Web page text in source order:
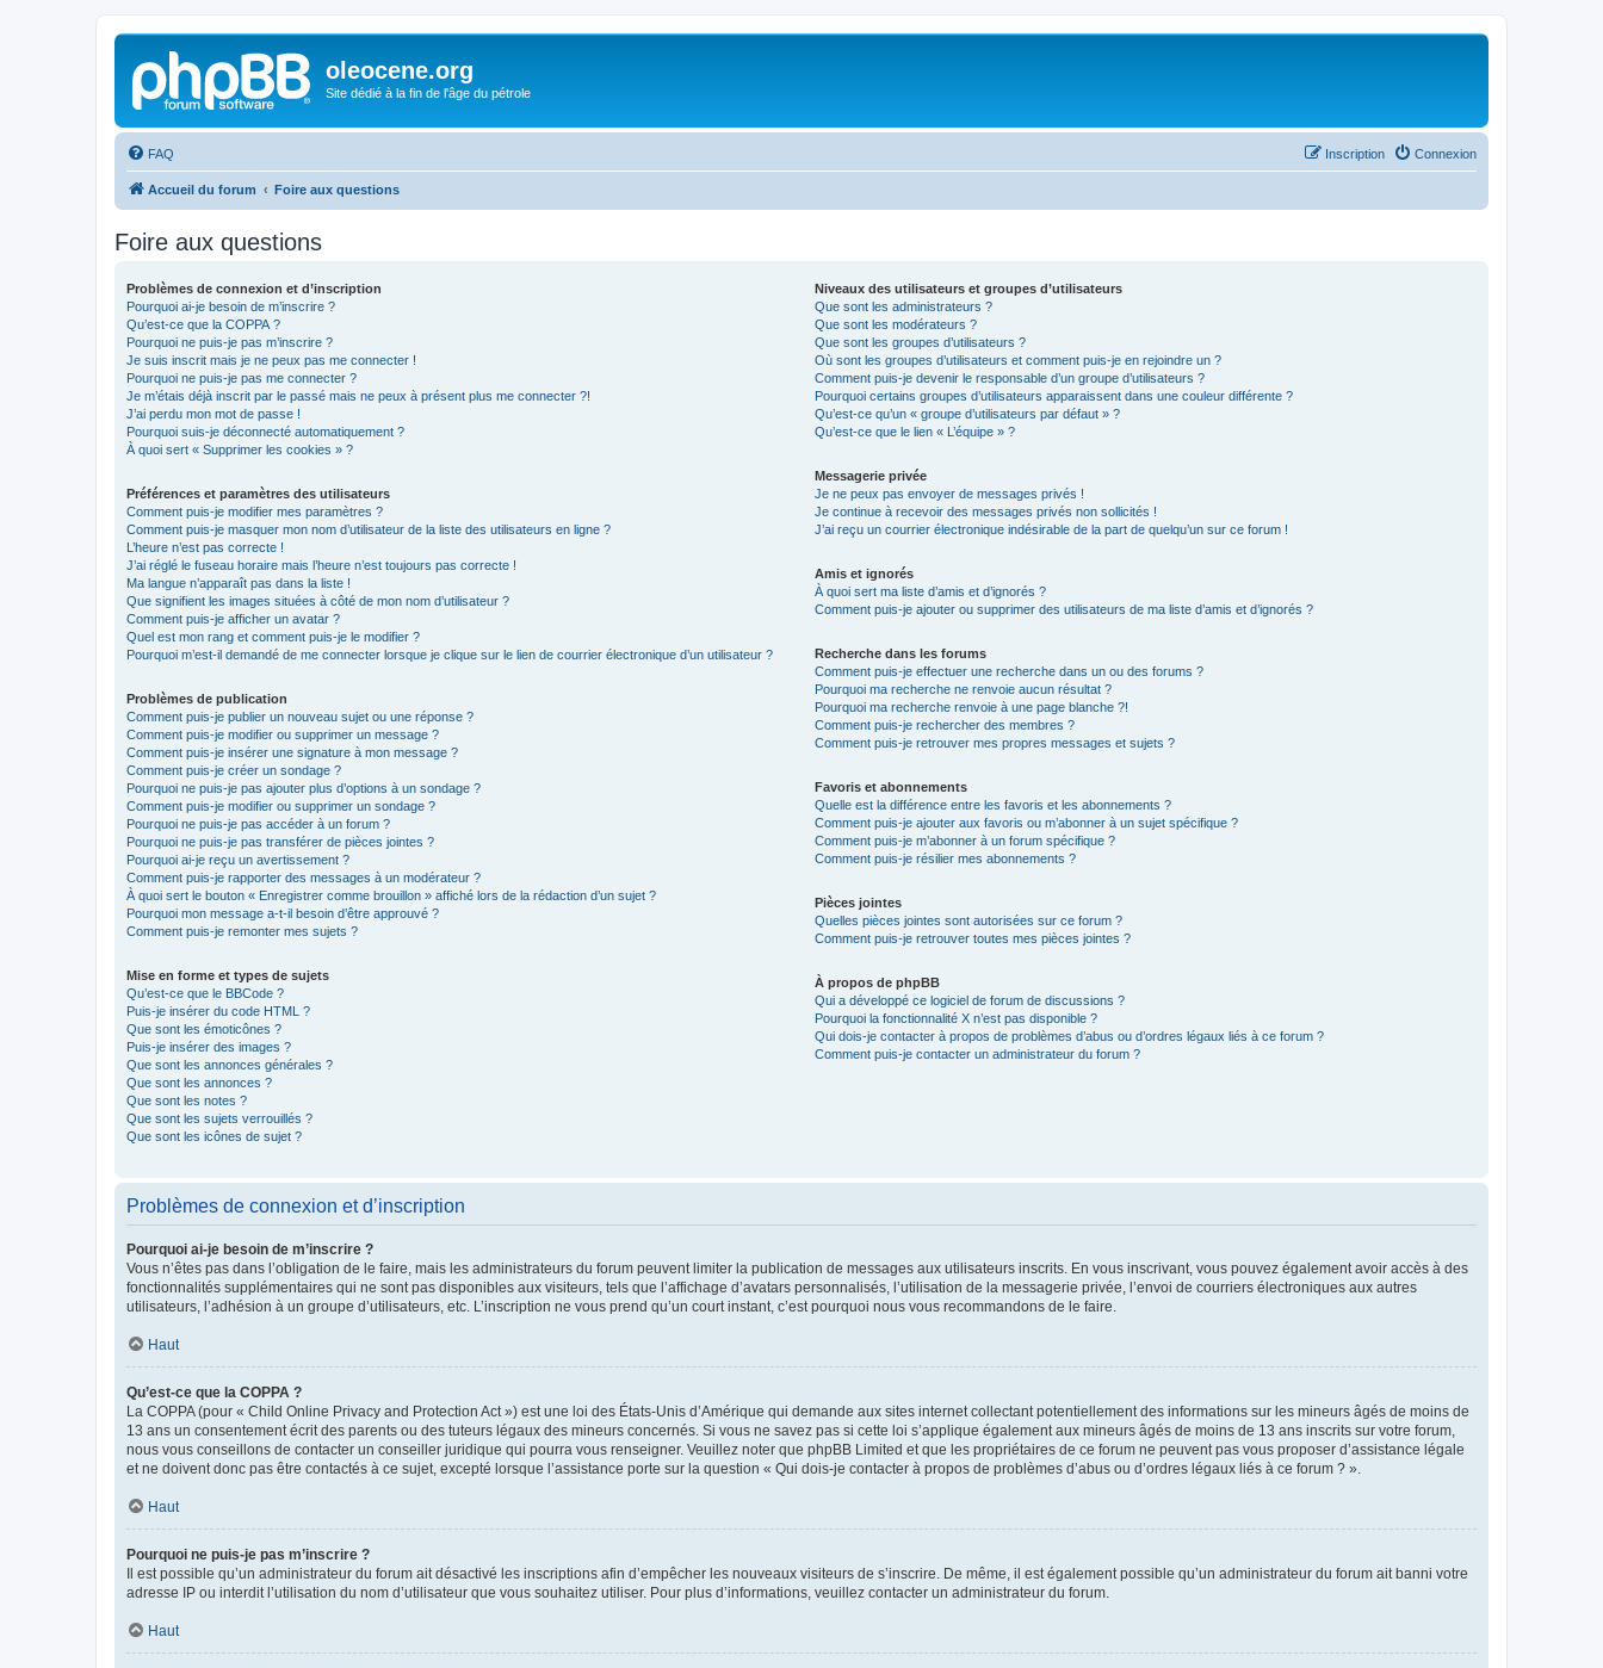
oleocene.org
Site dédié à la fin de l'âge du pétrole
FAQ Connexion
Inscription
Accueil du forum Foire aux questions
Foire aux questions
Problèmes de connexion et d’inscription
Pourquoi ai-je besoin de m’inscrire ?
Qu’est-ce que la COPPA ?
Pourquoi ne puis-je pas m’inscrire ?
Je suis inscrit mais je ne peux pas me connecter !
Pourquoi ne puis-je pas me connecter ?
Je m’étais déjà inscrit par le passé mais ne peux à présent plus me connecter ?!
J’ai perdu mon mot de passe !
Pourquoi suis-je déconnecté automatiquement ?
À quoi sert « Supprimer les cookies » ?
Préférences et paramètres des utilisateurs
Comment puis-je modifier mes paramètres ?
Comment puis-je masquer mon nom d’utilisateur de la liste des utilisateurs en ligne ?
L’heure n’est pas correcte !
J’ai réglé le fuseau horaire mais l’heure n’est toujours pas correcte !
Ma langue n’apparaît pas dans la liste !
Que signifient les images situées à côté de mon nom d’utilisateur ?
Comment puis-je afficher un avatar ?
Quel est mon rang et comment puis-je le modifier ?
Pourquoi m’est-il demandé de me connecter lorsque je clique sur le lien de courrier électronique d’un utilisateur ?
Problèmes de publication
Comment puis-je publier un nouveau sujet ou une réponse ?
Comment puis-je modifier ou supprimer un message ?
Comment puis-je insérer une signature à mon message ?
Comment puis-je créer un sondage ?
Pourquoi ne puis-je pas ajouter plus d’options à un sondage ?
Comment puis-je modifier ou supprimer un sondage ?
Pourquoi ne puis-je pas accéder à un forum ?
Pourquoi ne puis-je pas transférer de pièces jointes ?
Pourquoi ai-je reçu un avertissement ?
Comment puis-je rapporter des messages à un modérateur ?
À quoi sert le bouton « Enregistrer comme brouillon » affiché lors de la rédaction d’un sujet ?
Pourquoi mon message a-t-il besoin d’être approuvé ?
Comment puis-je remonter mes sujets ?
Mise en forme et types de sujets
Qu’est-ce que le BBCode ?
Puis-je insérer du code HTML ?
Que sont les émoticônes ?
Puis-je insérer des images ?
Que sont les annonces générales ?
Que sont les annonces ?
Que sont les notes ?
Que sont les sujets verrouillés ?
Que sont les icônes de sujet ?
Niveaux des utilisateurs et groupes d’utilisateurs
Que sont les administrateurs ?
Que sont les modérateurs ?
Que sont les groupes d’utilisateurs ?
Où sont les groupes d’utilisateurs et comment puis-je en rejoindre un ?
Comment puis-je devenir le responsable d’un groupe d’utilisateurs ?
Pourquoi certains groupes d’utilisateurs apparaissent dans une couleur différente ?
Qu’est-ce qu’un « groupe d’utilisateurs par défaut » ?
Qu’est-ce que le lien « L’équipe » ?
Messagerie privée
Je ne peux pas envoyer de messages privés !
Je continue à recevoir des messages privés non sollicités !
J’ai reçu un courrier électronique indésirable de la part de quelqu’un sur ce forum !
Amis et ignorés
À quoi sert ma liste d’amis et d’ignorés ?
Comment puis-je ajouter ou supprimer des utilisateurs de ma liste d’amis et d’ignorés ?
Recherche dans les forums
Comment puis-je effectuer une recherche dans un ou des forums ?
Pourquoi ma recherche ne renvoie aucun résultat ?
Pourquoi ma recherche renvoie à une page blanche ?!
Comment puis-je rechercher des membres ?
Comment puis-je retrouver mes propres messages et sujets ?
Favoris et abonnements
Quelle est la différence entre les favoris et les abonnements ?
Comment puis-je ajouter aux favoris ou m’abonner à un sujet spécifique ?
Comment puis-je m’abonner à un forum spécifique ?
Comment puis-je résilier mes abonnements ?
Pièces jointes
Quelles pièces jointes sont autorisées sur ce forum ?
Comment puis-je retrouver toutes mes pièces jointes ?
À propos de phpBB
Qui a développé ce logiciel de forum de discussions ?
Pourquoi la fonctionnalité X n’est pas disponible ?
Qui dois-je contacter à propos de problèmes d’abus ou d’ordres légaux liés à ce forum ?
Comment puis-je contacter un administrateur du forum ?
Problèmes de connexion et d’inscription
Pourquoi ai-je besoin de m’inscrire ?
Vous n’êtes pas dans l’obligation de le faire, mais les administrateurs du forum peuvent limiter la publication de messages aux utilisateurs inscrits. En vous inscrivant, vous pouvez également avoir accès à des
fonctionnalités supplémentaires qui ne sont pas disponibles aux visiteurs, tels que l’affichage d’avatars personnalisés, l’utilisation de la messagerie privée, l’envoi de courriers électroniques aux autres
utilisateurs, l’adhésion à un groupe d’utilisateurs, etc. L’inscription ne vous prend qu’un court instant, c’est pourquoi nous vous recommandons de le faire.
Haut
Qu’est-ce que la COPPA ?
La COPPA (pour « Child Online Privacy and Protection Act ») est une loi des États-Unis d’Amérique qui demande aux sites internet collectant potentiellement des informations sur les mineurs âgés de moins de
13 ans un consentement écrit des parents ou des tuteurs légaux des mineurs concernés. Si vous ne savez pas si cette loi s’applique également aux mineurs âgés de moins de 13 ans inscrits sur votre forum,
nous vous conseillons de contacter un conseiller juridique qui pourra vous renseigner. Veuillez noter que phpBB Limited et que les propriétaires de ce forum ne peuvent pas vous proposer d’assistance légale
et ne doivent donc pas être contactés à ce sujet, excepté lorsque l’assistance porte sur la question « Qui dois-je contacter à propos de problèmes d’abus ou d’ordres légaux liés à ce forum ? ».
Haut
Pourquoi ne puis-je pas m’inscrire ?
Il est possible qu’un administrateur du forum ait désactivé les inscriptions afin d’empêcher les nouveaux visiteurs de s’inscrire. De même, il est également possible qu’un administrateur du forum ait banni votre
adresse IP ou interdit l’utilisation du nom d’utilisateur que vous souhaitez utiliser. Pour plus d’informations, veuillez contacter un administrateur du forum.
Haut